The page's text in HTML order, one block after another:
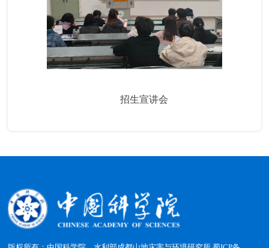
招生宣讲会